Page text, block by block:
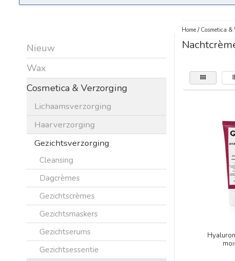
Nieuw
Wax
Cosmetica & Verzorging
Lichaamsverzorging
Haarverzorging
Gezichtsverzorging
Cleansing
Dagcrèmes
Gezichtscrèmes
Gezichtsmaskers
Gezichtserums
Gezichtsessentie
Home/ Cosmetica &